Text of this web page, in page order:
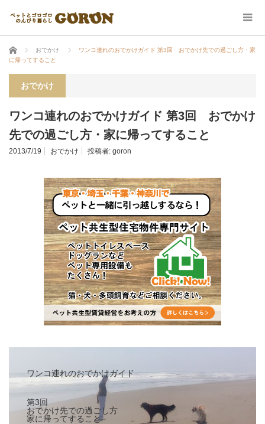
ホーム おでかけ
ワンコ連れのおでかけガイド 第3回 おでかけ先での過ごし方・家
に帰ってすること
おでかけ
ワンコ連れのおでかけガイド 第3回 おでかけ
先での過ごし方・家に帰ってすること
2013/7/19 おでかけ 投稿者: goron
ワンコ連れのおでかけガイド
第3回
おでかけ先での過ごし方
家に帰ってすること